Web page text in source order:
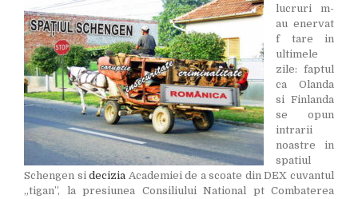
lucruri m-
au enervat
f tare in
ultimele
zile: faptul
ca Olanda
si Finlanda
se opun
intrarii
noastre in
spatiul
Schengen sidecizia Academiei de a scoate din DEX cuvantul
„tigan”, la presiunea Consiliului National pt Combaterea